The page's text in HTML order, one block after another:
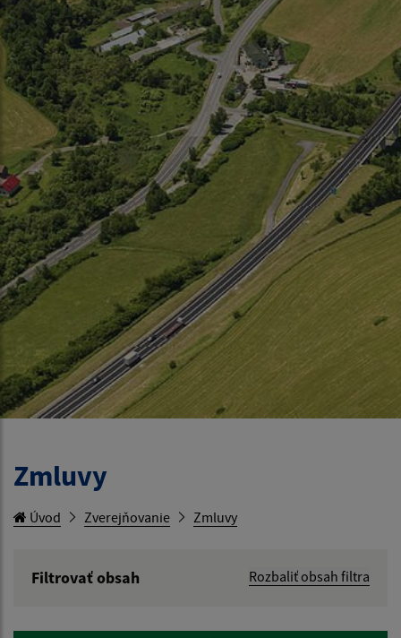
Zmluvy
Úvod Zverejňovanie Zmluvy
Filtrovať obsah
Rozbaliť obsah filtra